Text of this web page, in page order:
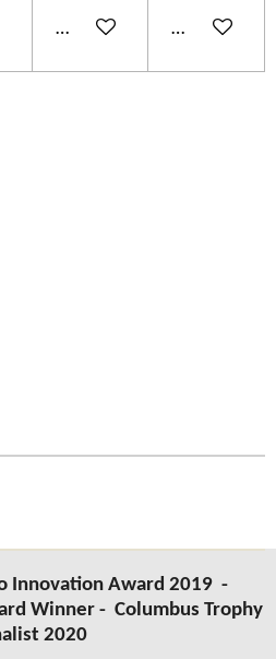
In winkelwagenIn
Innovation Award 2019 -
Winner - Columbus Trophy
2020